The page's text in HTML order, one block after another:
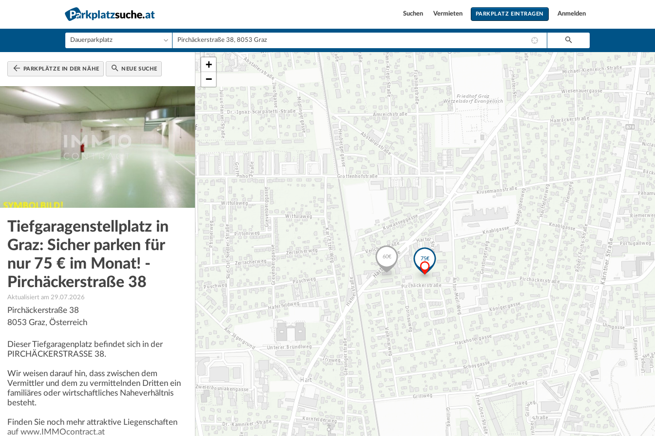
Suchen Vermieten PARKPLATZ EINTRAGEN Anmelden
PARKPLÄTZE IN DER NÄHE NEUE SUCHE
Tiefgaragenstellplatz in
Graz: Sicher parken für
nur 75 € im Monat! -
Pirchäckerstraße 38
Aktualisiert am 29.07.2026
Pirchäckerstraße 38
8053 Graz, Österreich
Dieser Tiefgaragenplatz befindet sich in der
PIRCHÄCKERSTRASSE 38.
Wir weisen darauf hin, dass zwischen dem
Vermittler und dem zu vermittelnden Dritten ein
familiäres oder wirtschaftliches Naheverhältnis
besteht.
Finden Sie noch mehr attraktive Liegenschaften
auf www.IMMOcontract.at
+
−